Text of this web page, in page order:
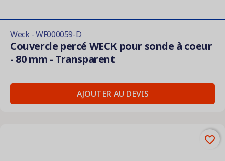
Weck - WF000059-D
Couvercle percé WECK pour sonde à coeur
- 80 mm - Transparent
AJOUTER AU DEVIS
favorite_border